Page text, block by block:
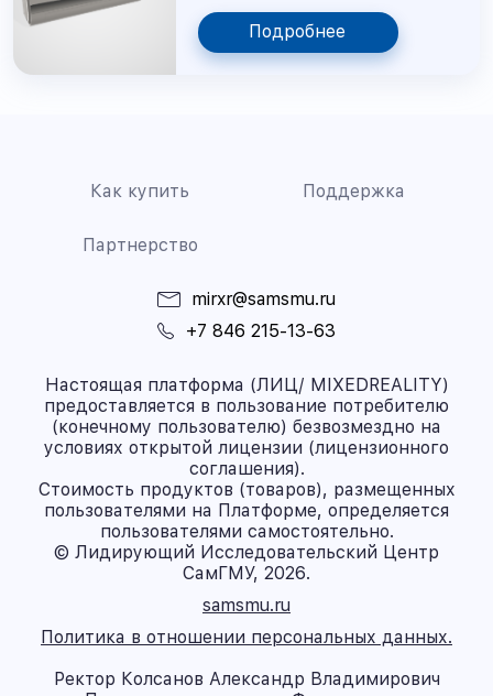
Подробнее
Как купить Поддержка
Партнерство
mirxr@samsmu.ru
+7 846 215-13-63
Настоящая платформа (ЛИЦ/ MIXEDREALITY)
предоставляется в пользование потребителю
(конечному пользователю) безвозмездно на
условиях открытой лицензии (лицензионного
соглашения).
Стоимость продуктов (товаров), размещенных
пользователями на Платформе, определяется
пользователями самостоятельно.
© Лидирующий Исследовательский Центр
СамГМУ, 2026.
samsmu.ru
Политика в отношении персональных данных.
Ректор Колсанов Александр Владимирович